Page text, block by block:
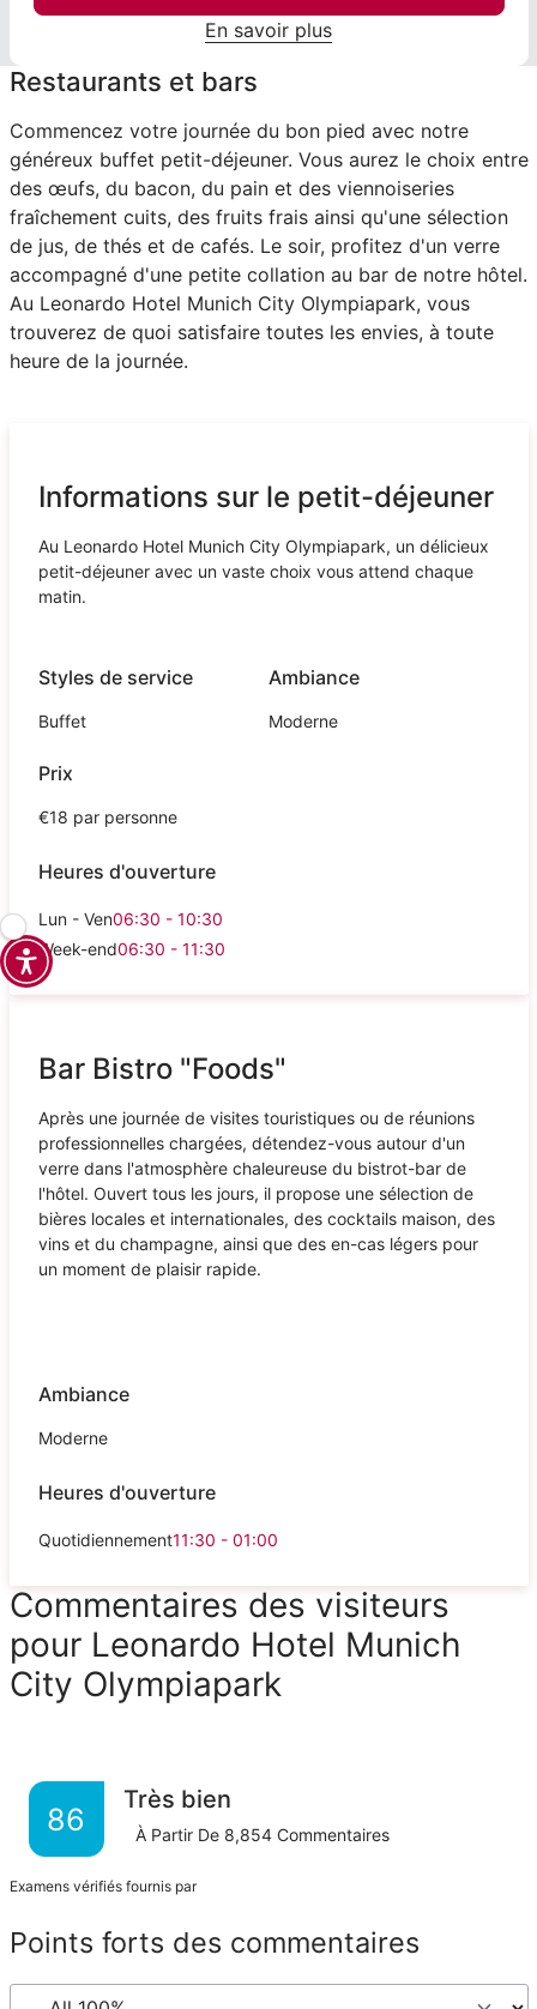
En savoir plus
Restaurants et bars
Commencez votre journée du bon pied avec notre
généreux buffet petit-déjeuner. Vous aurez le choix entre
des œufs, du bacon, du pain et des viennoiseries
fraîchement cuits, des fruits frais ainsi qu'une sélection
de jus, de thés et de cafés. Le soir, profitez d'un verre
accompagné d'une petite collation au bar de notre hôtel.
Au Leonardo Hotel Munich City Olympiapark, vous
trouverez de quoi satisfaire toutes les envies, à toute
heure de la journée.
Informations sur le petit-déjeuner
Au Leonardo Hotel Munich City Olympiapark, un délicieux
petit-déjeuner avec un vaste choix vous attend chaque
matin.
Styles de service
Buffet
Ambiance
Moderne
Prix
€18 par personne
Heures d'ouverture
Lun - Ven06:30 - 10:30
Week-end06:30 - 11:30
Bar Bistro "Foods"
Après une journée de visites touristiques ou de réunions
professionnelles chargées, détendez-vous autour d'un
verre dans l'atmosphère chaleureuse du bistrot-bar de
l'hôtel. Ouvert tous les jours, il propose une sélection de
bières locales et internationales, des cocktails maison, des
vins et du champagne, ainsi que des en-cas légers pour
un moment de plaisir rapide.
Ambiance
Moderne
Heures d'ouverture
Quotidiennement11:30 - 01:00
Commentaires des visiteurs
pour Leonardo Hotel Munich
City Olympiapark
86
Très bien
À Partir De 8,854 Commentaires
Examens vérifiés fournis par
Points forts des commentaires